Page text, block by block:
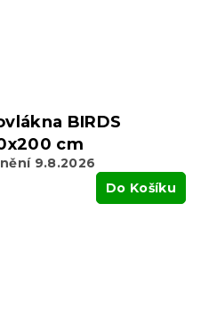
BIRDS
cm
9.8.2026
Do Košíku